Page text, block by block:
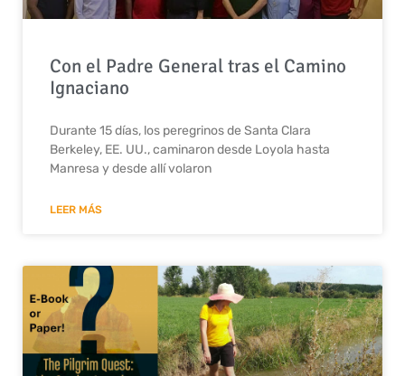
Con el Padre General tras el Camino
Ignaciano
Durante 15 días, los peregrinos de Santa Clara
Berkeley, EE. UU., caminaron desde Loyola hasta
Manresa y desde allí volaron
LEER MÁS